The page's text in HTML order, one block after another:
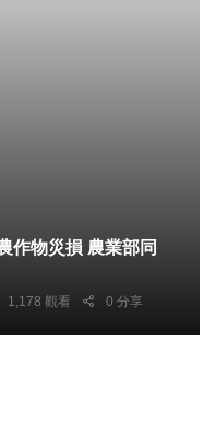
作物災損 農業部同
1,178 觀看 0 分享